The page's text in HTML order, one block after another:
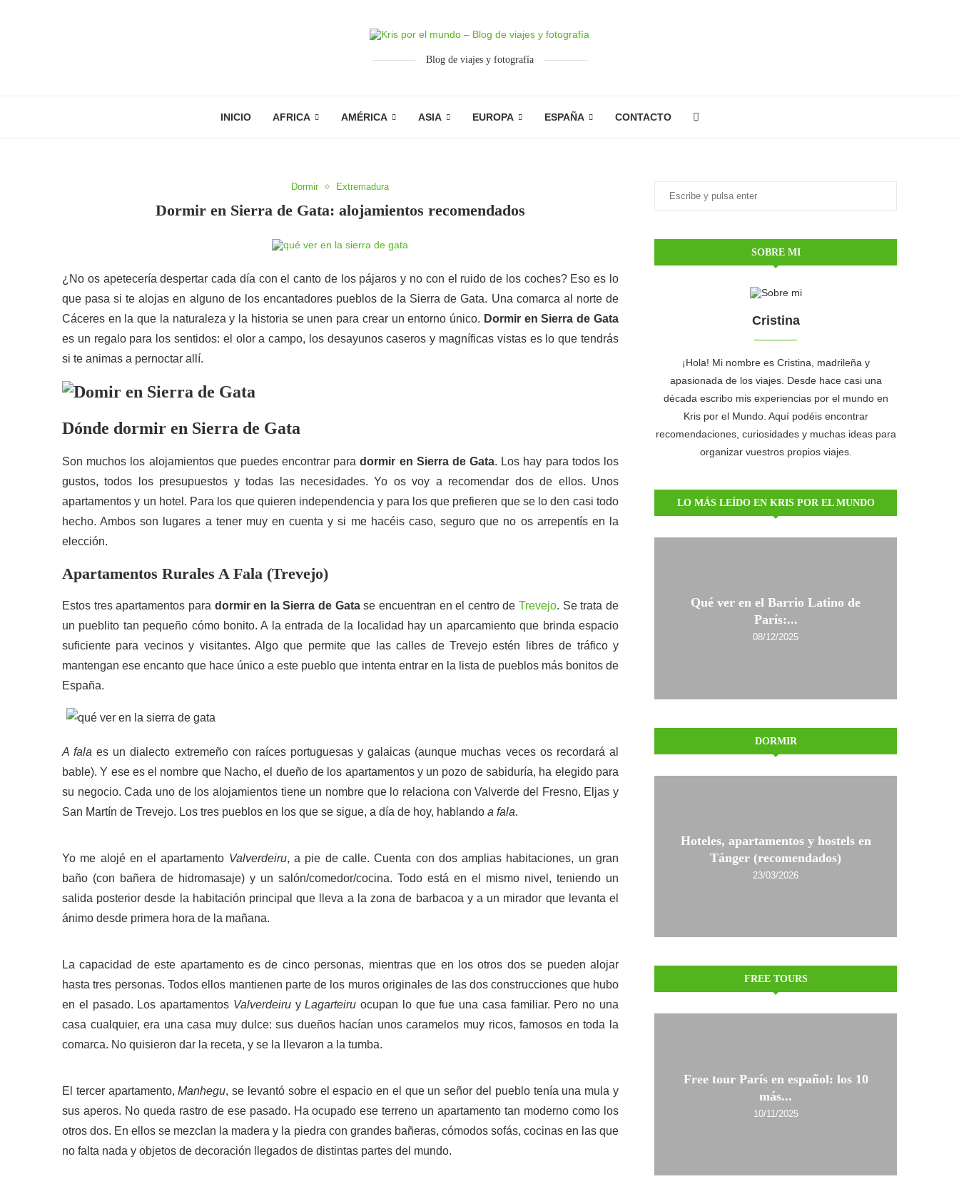
Blog de viajes y fotografía
INICIO AFRICA AMÉRICA ASIA EUROPA ESPAÑA CONTACTO
Dormir Extremadura
Dormir en Sierra de Gata: alojamientos recomendados
¿No os apetecería despertar cada día con el canto de los pájaros y no con el ruido de los coches? Eso es lo
que pasa si te alojas en alguno de los encantadores pueblos de la Sierra de Gata. Una comarca al norte de
Cáceres en la que la naturaleza y la historia se unen para crear un entorno único. Dormir en Sierra de Gata
es un regalo para los sentidos: el olor a campo, los desayunos caseros y magníficas vistas es lo que tendrás
si te animas a pernoctar allí.
Dónde dormir en Sierra de Gata
Son muchos los alojamientos que puedes encontrar paradormir en Sierra de Gata. Los hay para todos los
gustos, todos los presupuestos y todas las necesidades. Yo os voy a recomendar dos de ellos. Unos
apartamentos y un hotel. Para los que quieren independencia y para los que prefieren que se lo den casi todo
hecho. Ambos son lugares a tener muy en cuenta y si me hacéis caso, seguro que no os arrepentís en la
elección.
Apartamentos Rurales A Fala (Trevejo)
Estos tres apartamentos para dormir en la Sierra de Gatase encuentran en el centro deTrevejo. Se trata de
un pueblito tan pequeño cómo bonito. A la entrada de la localidad hay un aparcamiento que brinda espacio
suficiente para vecinos y visitantes. Algo que permite que las calles de Trevejo estén libres de tráfico y
mantengan ese encanto que hace único a este pueblo que intenta entrar en la lista de pueblos más bonitos de
España.
A fala es un dialecto extremeño con raíces portuguesas y galaicas (aunque muchas veces os recordará al
bable). Y ese es el nombre que Nacho, el dueño de los apartamentos y un pozo de sabiduría, ha elegido para
su negocio. Cada uno de los alojamientos tiene un nombre que lo relaciona con Valverde del Fresno, Eljas y
San Martín de Trevejo. Los tres pueblos en los que se sigue, a día de hoy, hablando a fala.
Yo me alojé en el apartamento Valverdeiru, a pie de calle. Cuenta con dos amplias habitaciones, un gran
baño (con bañera de hidromasaje) y un salón/comedor/cocina. Todo está en el mismo nivel, teniendo un
salida posterior desde la habitación principal que lleva a la zona de barbacoa y a un mirador que levanta el
ánimo desde primera hora de la mañana.
La capacidad de este apartamento es de cinco personas, mientras que en los otros dos se pueden alojar
hasta tres personas. Todos ellos mantienen parte de los muros originales de las dos construcciones que hubo
en el pasado. Los apartamentos ValverdeiruyLagarteiru ocupan lo que fue una casa familiar. Pero no una
casa cualquier, era una casa muy dulce: sus dueños hacían unos caramelos muy ricos, famosos en toda la
comarca. No quisieron dar la receta, y se la llevaron a la tumba.
El tercer apartamento,Manhegu, se levantó sobre el espacio en el que un señor del pueblo tenía una mula y
sus aperos. No queda rastro de ese pasado. Ha ocupado ese terreno un apartamento tan moderno como los
otros dos. En ellos se mezclan la madera y la piedra con grandes bañeras, cómodos sofás, cocinas en las que
no falta nada y objetos de decoración llegados de distintas partes del mundo.
SOBRE MI
Cristina
¡Hola! Mi nombre es Cristina, madrileña y
apasionada de los viajes. Desde hace casi una
década escribo mis experiencias por el mundo en
Kris por el Mundo. Aquí podéis encontrar
recomendaciones, curiosidades y muchas ideas para
organizar vuestros propios viajes.
LO MÁS LEÍDO EN KRIS POR EL MUNDO
Qué ver en el Barrio Latino de
París:...
08/12/2025
DORMIR
Hoteles, apartamentos y hostels en
Tánger (recomendados)
23/03/2026
FREE TOURS
Free tour París en español: los 10
más...
10/11/2025